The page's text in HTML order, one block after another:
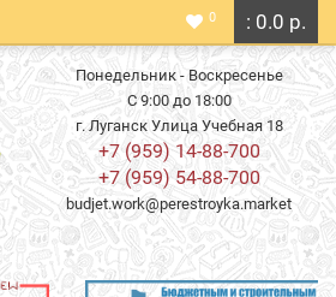
: 0.0 р.
0
Понедельник - Воскресенье
С 9:00 до 18:00
г. Луганск Улица Учебная 18
+7 (959) 14-88-700
+7 (959) 54-88-700
budjet.work@perestroyka.market